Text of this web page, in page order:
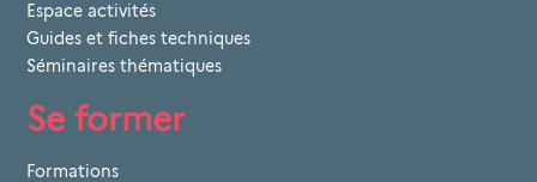
Espace activités
Guides et fiches techniques
Séminaires thématiques
Se former
Formations